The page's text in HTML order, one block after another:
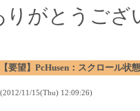
りがとうござ
要望】PcHusen：スクロール状
11/15(Thu) 12:09:26)